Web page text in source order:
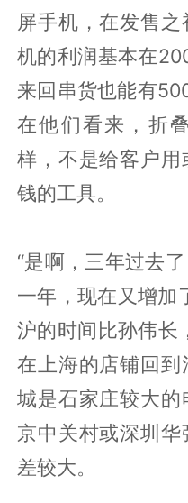
屏手机，在发售
机的利润基本在
来回串货也能有
在他们看来，折
样，不是给客户
钱的工具。
“是啊，三年过去
一年，现在又增加
沪的时间比孙伟长
在上海的店铺回
城是石家庄较大
京中关村或深圳
差较大。